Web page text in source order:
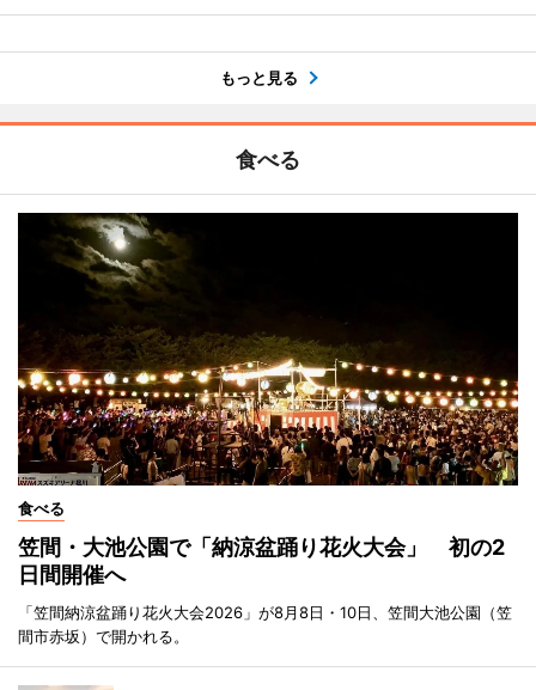
もっと見る
食べる
食べる
笠間・大池公園で「納涼盆踊り花火大会」 初の2
日間開催へ
「笠間納涼盆踊り花火大会2026」が8月8日・10日、笠間大池公園（笠
間市赤坂）で開かれる。